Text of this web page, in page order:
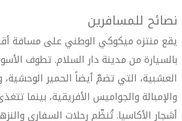
نصائح للمسافرين
يقع منتزه ميكوكي الوطني على مسافة
بالسيارة من مدينة دار السلام. تطوف
العشبية، التي تضمّ أيضاً الحمير الوحشية،
والإمبالة والجواميس الأفريقية، بينما
أشجار الأكاسيا. تُنظّم رحلات السفاري